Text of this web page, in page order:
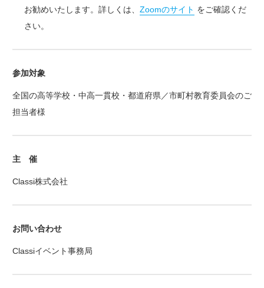
お勧めいたします。詳しくは、 Zoomのサイト をご確認くだ
さい。
参加対象
全国の高等学校・中高一貫校・都道府県／市町村教育委員会のご
担当者様
主 催
Classi株式会社
お問い合わせ
Classiイベント事務局